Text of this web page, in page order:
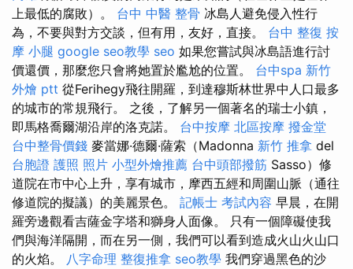
上最低的腐敗）。 台中 中醫 整骨 冰島人避免侵入性行
為，不要與對方交談，但有用，友好，直接。 台中 整復 按
摩 小腿 google seo教學 seo 如果您嘗試與冰島語進行討
價還價，那麼您只會將她置於尷尬的位置。 台中spa 新竹
外燴 ptt 從Ferihegy飛往開羅，到達穆斯林世界中人口最多
的城市的常規飛行。 之後，了解另一個著名的瑞士小鎮，
即馬格喬爾湖沿岸的洛克諾。 台中按摩 北區按摩 撥金堂
台中整骨價錢 麥當娜·德爾·薩索（Madonna 新竹 推拿 del
台胞證 護照 照片 小型外燴推薦 台中頭部撥筋 Sasso）修
道院在市中心上升，享有城市，摩西五經和周圍山脈（通往
修道院的擬議）的美麗景色。 記帳士 考試內容 早晨，在開
羅旁邊觀看吉薩金字塔和獅身人面像。 只有一個障礙使我
們與海洋隔開，而在另一側，我們可以看到造成火山火山口
的火焰。 八字命理 整復推拿 seo教學 我們穿過黑色的沙